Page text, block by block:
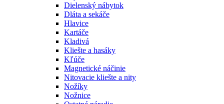
Dielenský nábytok
Dláta a sekáče
Hlavice
Kartáče
Kladivá
Kliešte a hasáky
Kľúče
Magnetické náčinie
Nitovacie kliešte a nity
Nožíky
Nožnice